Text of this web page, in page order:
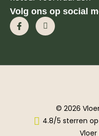
Volg ons op social
© 2026
4.8/5 sterren